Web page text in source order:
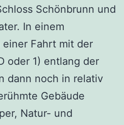
Schönbrunn und
In einem
Fahrt mit der
oder 1) entlang der
dann noch in relativ
Gebäude
Natur- und